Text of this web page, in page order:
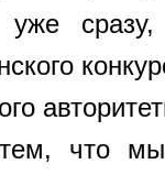
уже
что мы